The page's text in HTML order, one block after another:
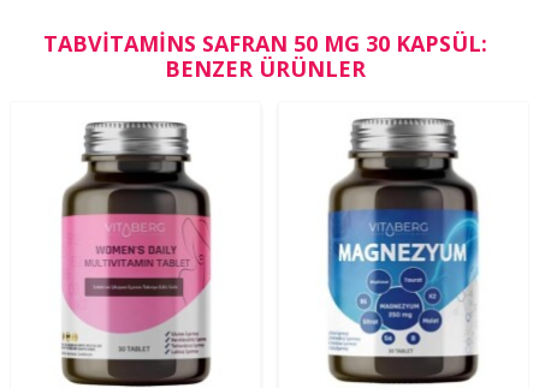
TABVITAMINS SAFRAN 50 MG 30 KAPSÜL:
BENZER ÜRÜNLER